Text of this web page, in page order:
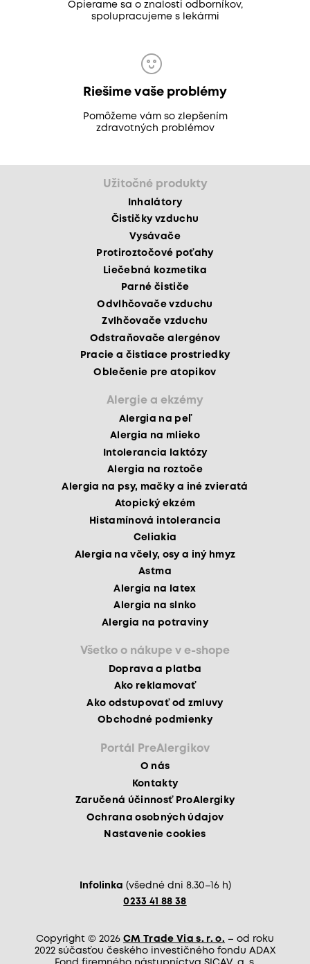
Opierame sa o znalosti odborníkov,
spolupracujeme s lekármi
Riešime vaše problémy
Pomôžeme vám so zlepšením
zdravotných problémov
Užitočné produkty
Inhalátory
Čističky vzduchu
Vysávače
Protiroztočové poťahy
Liečebná kozmetika
Parné čističe
Odvlhčovače vzduchu
Zvlhčovače vzduchu
Odstraňovače alergénov
Pracie a čistiace prostriedky
Oblečenie pre atopikov
Alergie a ekzémy
Alergia na peľ
Alergia na mlieko
Intolerancia laktózy
Alergia na roztoče
Alergia na psy, mačky a iné zvieratá
Atopický ekzém
Histamínová intolerancia
Celiakia
Alergia na včely, osy a iný hmyz
Astma
Alergia na latex
Alergia na slnko
Alergia na potraviny
Všetko o nákupe v e-shope
Doprava a platba
Ako reklamovať
Ako odstupovať od zmluvy
Obchodné podmienky
Portál PreAlergikov
O nás
Kontakty
Zaručená účinnosť ProAlergiky
Ochrana osobných údajov
Nastavenie cookies
Infolinka (všedné dni 8.30–16 h)
0233 41 88 38
Copyright © 2026 CM Trade Via s. r. o. – od roku
2022 súčasťou českého investičného fondu ADAX